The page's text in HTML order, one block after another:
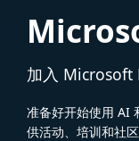
加入 Microsoft
准备好开始使用 AI
供活动、培训和社